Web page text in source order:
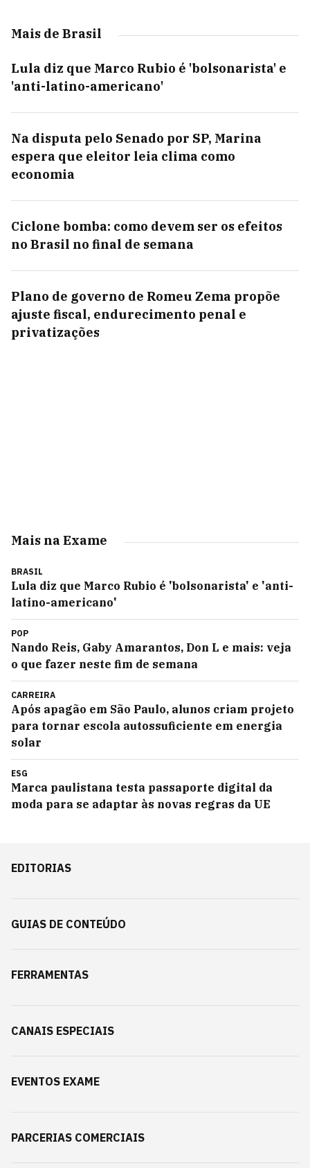
Mais de Brasil
Lula diz que Marco Rubio é 'bolsonarista' e
'anti-latino-americano'
Na disputa pelo Senado por SP, Marina
espera que eleitor leia clima como
economia
Ciclone bomba: como devem ser os efeitos
no Brasil no final de semana
Plano de governo de Romeu Zema propõe
ajuste fiscal, endurecimento penal e
privatizações
Mais na Exame
BRASIL
Lula diz que Marco Rubio é 'bolsonarista' e 'anti-
latino-americano'
POP
Nando Reis, Gaby Amarantos, Don L e mais: veja
o que fazer neste fim de semana
CARREIRA
Após apagão em São Paulo, alunos criam projeto
para tornar escola autossuficiente em energia
solar
ESG
Marca paulistana testa passaporte digital da
moda para se adaptar às novas regras da UE
EDITORIAS
GUIAS DE CONTEÚDO
FERRAMENTAS
CANAIS ESPECIAIS
EVENTOS EXAME
PARCERIAS COMERCIAIS